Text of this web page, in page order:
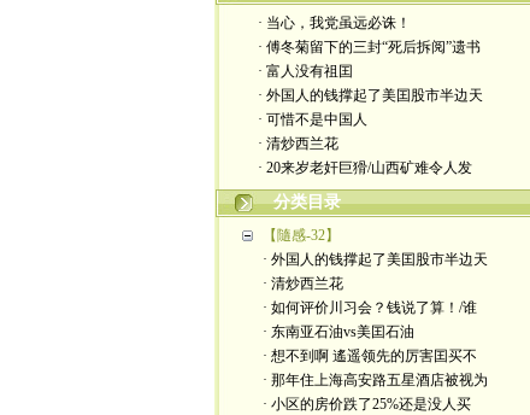
· 当心，我党虽远必诛！
· 傅冬菊留下的三封“死后拆阅”遗书
· 富人没有祖囯
· 外国人的钱撑起了美囯股市半边天
· 可惜不是中国人
· 清炒西兰花
· 20来岁老奸巨猾/山西矿难令人发
分类目录
【隨感-32】
· 外国人的钱撑起了美囯股市半边天
· 清炒西兰花
· 如何评价川习会？钱说了算！/谁
· 东南亚石油vs美囯石油
· 想不到啊 遙遥领先的厉害囯买不
· 那年住上海高安路五星酒店被视为
· 小区的房价跌了25%还是没人买